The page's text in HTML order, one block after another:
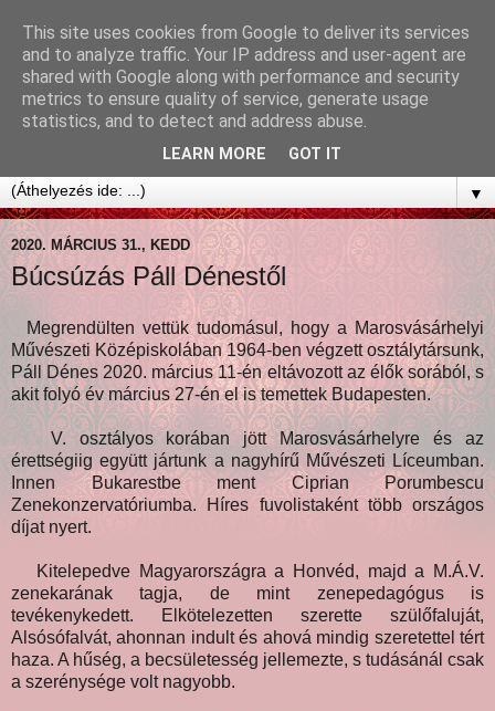
▼
2020. MÁRCIUS 31., KEDD
Búcsúzás Páll Dénestől
Megrendülten vettük tudomásul, hogy a Marosvásárhelyi
Művészeti Középiskolában 1964-ben végzett osztálytársunk,
Páll Dénes 2020. március 11-én eltávozott az élők sorából, s
akit folyó év március 27-én el is temettek Budapesten.
V. osztályos korában jött Marosvásárhelyre és az
érettségiig együtt jártunk a nagyhírű Művészeti Líceumban.
Innen Bukarestbe ment Ciprian Porumbescu
Zenekonzervatóriumba. Híres fuvolistaként több országos
díjat nyert.
Kitelepedve Magyarországra a Honvéd, majd a M.Á.V.
zenekarának tagja, de mint zenepedagógus is
tevékenykedett. Elkötelezetten szerette szülőfaluját,
Alsósófalvát, ahonnan indult és ahová mindig szeretettel tért
haza. A hűség, a becsületesség jellemezte, s tudásánál csak
a szerénysége volt nagyobb.
This site uses cookies from Google to deliver its services
and to analyze traffic. Your IP address and user-agent are
shared with Google along with performance and security
metrics to ensure quality of service, generate usage
statistics, and to detect and address abuse.
LEARN MORE GOT IT